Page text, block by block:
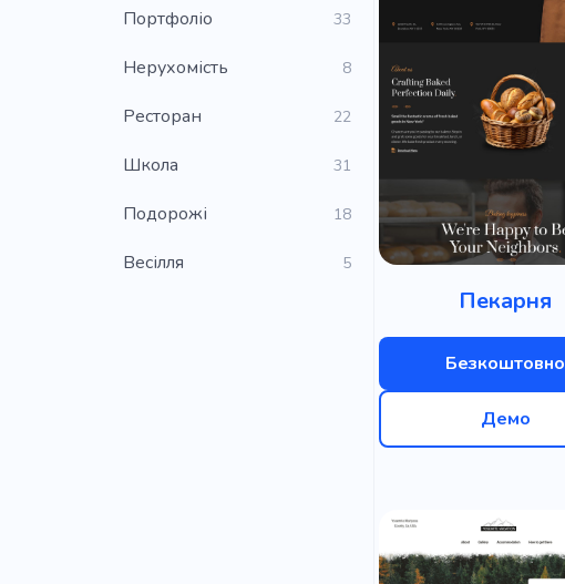
Портфоліо 33
Нерухомість 8
Ресторан 22
Школа 31
Подорожі 18
Весілля 5
Пекарня
Безкоштовно
Демо